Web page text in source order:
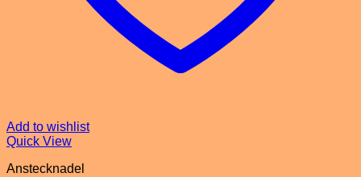
Add to wishlist
Quick View
Anstecknadel